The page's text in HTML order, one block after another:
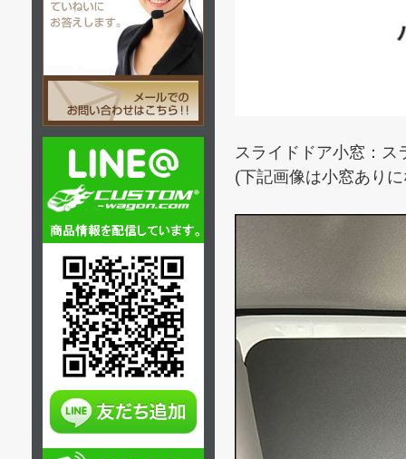
スライドドア小窓：ス
(下記画像は小窓あり